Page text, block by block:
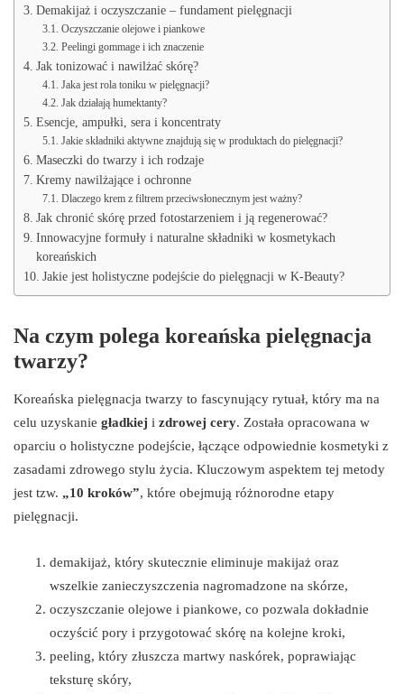
Demakijaż i oczyszczanie – fundament pielęgnacji
Oczyszczanie olejowe i piankowe
Peelingi gommage i ich znaczenie
Jak tonizować i nawilżać skórę?
Jaka jest rola toniku w pielęgnacji?
Jak działają humektanty?
Esencje, ampułki, sera i koncentraty
Jakie składniki aktywne znajdują się w produktach do pielęgnacji?
Maseczki do twarzy i ich rodzaje
Kremy nawilżające i ochronne
Dlaczego krem z filtrem przeciwsłonecznym jest ważny?
Jak chronić skórę przed fotostarzeniem i ją regenerować?
Innowacyjne formuły i naturalne składniki w kosmetykach
koreańskich
Jakie jest holistyczne podejście do pielęgnacji w K-Beauty?
Na czym polega koreańska pielęgnacja
twarzy?
Koreańska pielęgnacja twarzy to fascynujący rytuał, który ma na
celu uzyskanie gładkiej i zdrowej cery. Została opracowana w
oparciu o holistyczne podejście, łączące odpowiednie kosmetyki z
zasadami zdrowego stylu życia. Kluczowym aspektem tej metody
jest tzw. „10 kroków”, które obejmują różnorodne etapy
pielęgnacji.
demakijaż, który skutecznie eliminuje makijaż oraz
wszelkie zanieczyszczenia nagromadzone na skórze,
oczyszczanie olejowe i piankowe, co pozwala dokładnie
oczyścić pory i przygotować skórę na kolejne kroki,
peeling, który złuszcza martwy naskórek, poprawiając
teksturę skóry,